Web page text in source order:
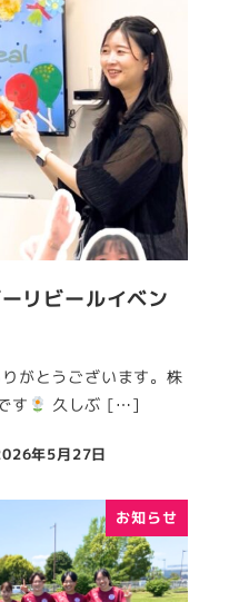
リビールイベン
がとうございます。株
す
久しぶ […]
年5月27日
お知らせ